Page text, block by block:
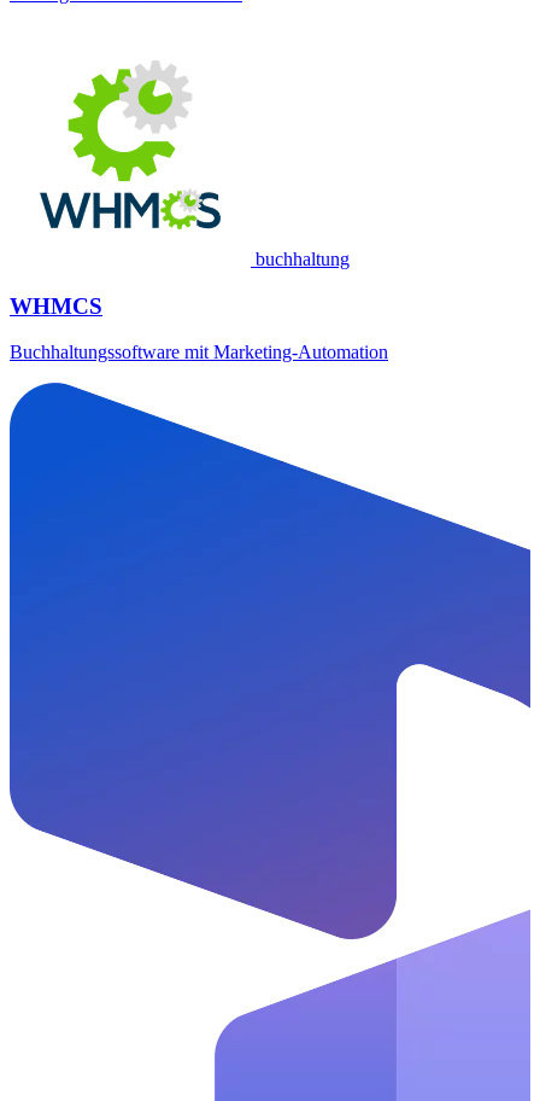
buchhaltung
WHMCS
Buchhaltungssoftware mit Marketing-Automation